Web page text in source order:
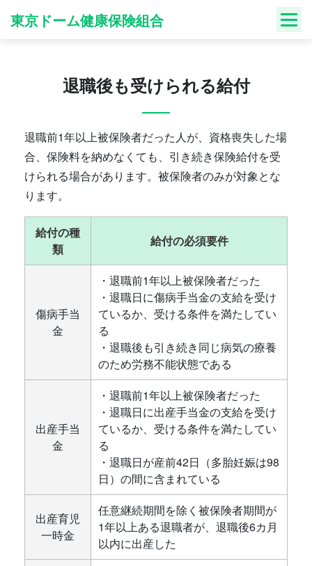
東京ドーム健康保険組合
退職後も受けられる給付
退職前1年以上被保険者だった人が、資格喪失した場
合、保険料を納めなくても、引き続き保険給付を受
けられる場合があります。被保険者のみが対象とな
ります。
給付の種
類
給付の必須要件
傷病手当
金
・退職前1年以上被保険者だった
・退職日に傷病手当金の支給を受け
ているか、受ける条件を満たしてい
る
・退職後も引き続き同じ病気の療養
のため労務不能状態である
出産手当
金
・退職前1年以上被保険者だった
・退職日に出産手当金の支給を受け
ているか、受ける条件を満たしてい
る
・退職日が産前42日（多胎妊娠は98
日）の間に含まれている
出産育児
一時金
任意継続期間を除く被保険者期間が
1年以上ある退職者が、退職後6カ月
以内に出産した